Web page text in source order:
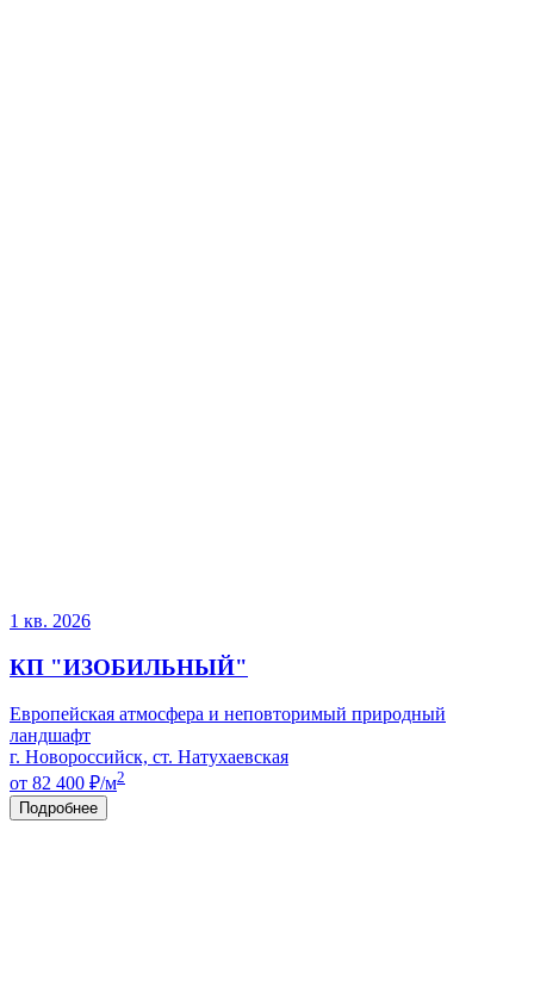
1 кв. 2026
КП "ИЗОБИЛЬНЫЙ"
Европейская атмосфера и неповторимый природный
ландшафт
г. Новороссийск, ст. Натухаевская
от 82 400 ₽/м2
Подробнее